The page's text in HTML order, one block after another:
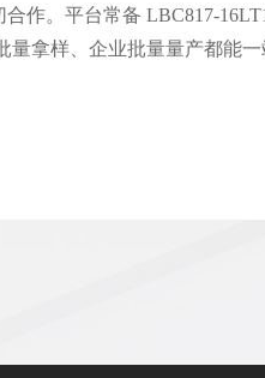
作。平台常备 LBC817-
拿样、企业批量量产都能一